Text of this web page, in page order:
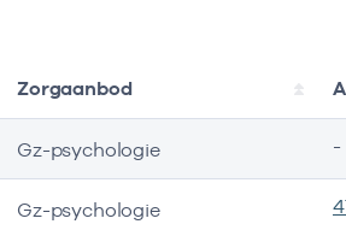
Zorgaanbod
Gz-psychologie -
Gz-psychologie